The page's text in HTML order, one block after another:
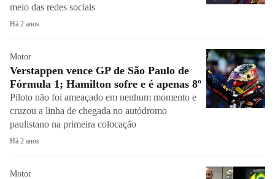
meio das redes sociais
Há 2 anos
Motor
Verstappen vence GP de São Paulo de
Fórmula 1; Hamilton sofre e é apenas 8º
Piloto não foi ameaçado em nenhum momento e
cruzou a linha de chegada no autódromo
paulistano na primeira colocação
Há 2 anos
Motor